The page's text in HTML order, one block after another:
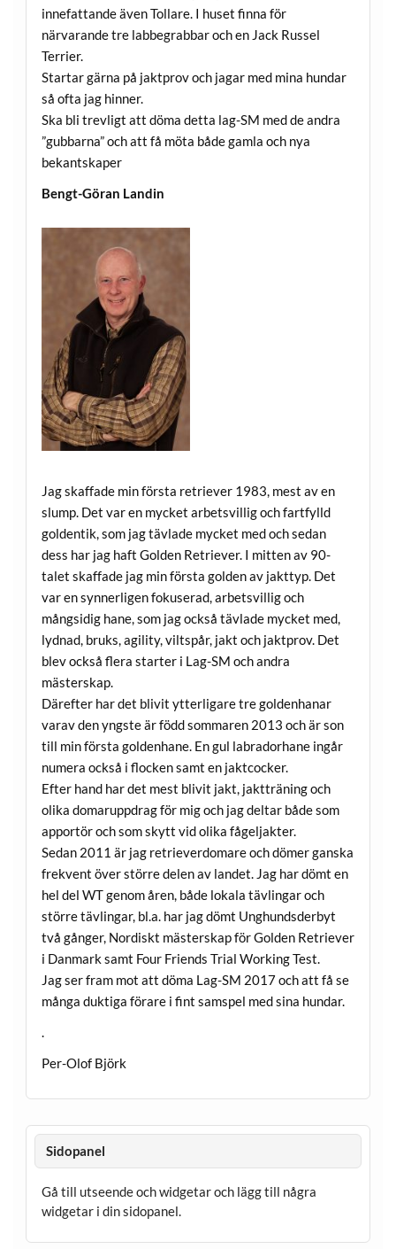
innefattande även Tollare. I huset finna för
närvarande tre labbegrabbar och en Jack Russel
Terrier.
Startar gärna på jaktprov och jagar med mina hundar
så ofta jag hinner.
Ska bli trevligt att döma detta lag-SM med de andra
”gubbarna” och att få möta både gamla och nya
bekantskaper
Bengt-Göran Landin
Jag skaffade min första retriever 1983, mest av en
slump. Det var en mycket arbetsvillig och fartfylld
goldentik, som jag tävlade mycket med och sedan
dess har jag haft Golden Retriever. I mitten av 90-
talet skaffade jag min första golden av jakttyp. Det
var en synnerligen fokuserad, arbetsvillig och
mångsidig hane, som jag också tävlade mycket med,
lydnad, bruks, agility, viltspår, jakt och jaktprov. Det
blev också flera starter i Lag-SM och andra
mästerskap.
Därefter har det blivit ytterligare tre goldenhanar
varav den yngste är född sommaren 2013 och är son
till min första goldenhane. En gul labradorhane ingår
numera också i flocken samt en jaktcocker.
Efter hand har det mest blivit jakt, jaktträning och
olika domaruppdrag för mig och jag deltar både som
apportör och som skytt vid olika fågeljakter.
Sedan 2011 är jag retrieverdomare och dömer ganska
frekvent över större delen av landet. Jag har dömt en
hel del WT genom åren, både lokala tävlingar och
större tävlingar, bl.a. har jag dömt Unghundsderbyt
två gånger, Nordiskt mästerskap för Golden Retriever
i Danmark samt Four Friends Trial Working Test.
Jag ser fram mot att döma Lag-SM 2017 och att få se
många duktiga förare i fint samspel med sina hundar.
.
Per-Olof Björk
Sidopanel
Gå till utseende och widgetar och lägg till några
widgetar i din sidopanel.